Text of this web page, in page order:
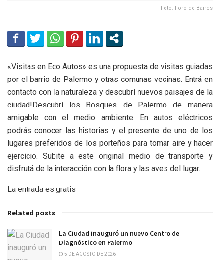
Foto: Foro de Baires
«Visitas en Eco Autos» es una propuesta de visitas guiadas
por el barrio de Palermo y otras comunas vecinas. Entrá en
contacto con la naturaleza y descubrí nuevos paisajes de la
ciudad!Descubrí los Bosques de Palermo de manera
amigable con el medio ambiente. En autos eléctricos
podrás conocer las historias y el presente de uno de los
lugares preferidos de los porteños para tomar aire y hacer
ejercicio. Subite a este original medio de transporte y
disfrutá de la interacción con la flora y las aves del lugar.
La entrada es gratis
Related posts
La Ciudad inauguró un nuevo Centro de
Diagnóstico en Palermo
5 DE AGOSTO DE 2026